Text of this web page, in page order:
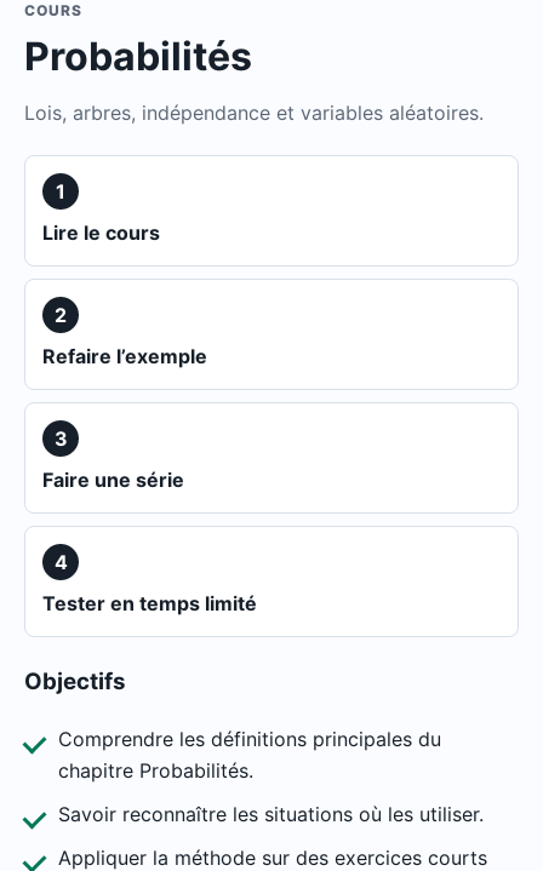
COURS
Probabilités
Lois, arbres, indépendance et variables aléatoires.
1
Lire le cours
2
Refaire l’exemple
3
Faire une série
4
Tester en temps limité
Objectifs
Comprendre les définitions principales du
chapitre Probabilités.
Savoir reconnaître les situations où les utiliser.
Appliquer la méthode sur des exercices courts